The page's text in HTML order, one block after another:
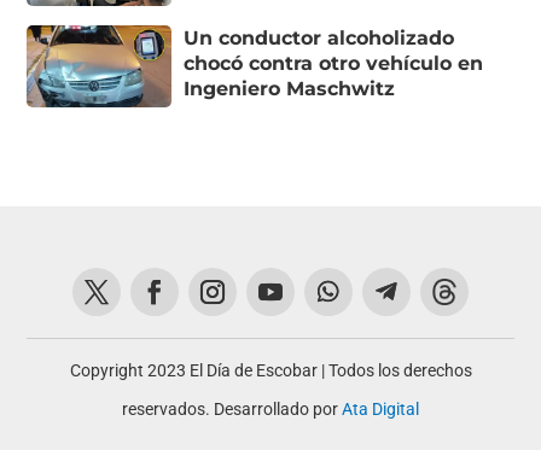
Un conductor alcoholizado
chocó contra otro vehículo en
Ingeniero Maschwitz
Copyright 2023 El Día de Escobar | Todos los derechos
reservados. Desarrollado porAta Digital